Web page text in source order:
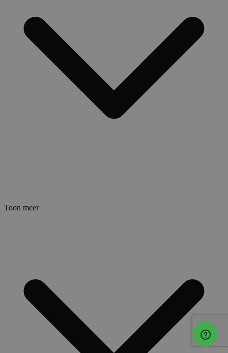
Toon meer